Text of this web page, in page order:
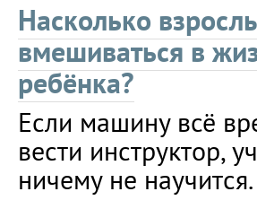
Насколько
вмешиваться в
ребёнка?
Если машину всё
вести инструктор,
ничему не научится.